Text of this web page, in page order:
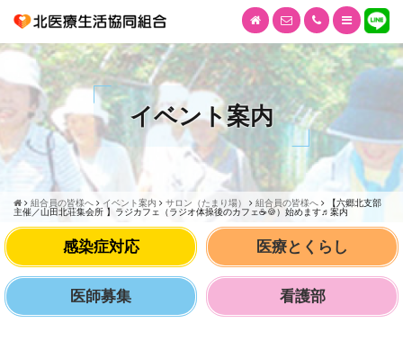
イベント案内
組合員の皆様へ イベント案内 サロン（たまり場） 組合員の皆様へ
【六郷北支部
主催／山田北荘集会所 】ラジカフェ（ラジオ体操後のカフェ☕🍪）始めます♬案内
感染症対応 医療とくらし
医師募集 看護部